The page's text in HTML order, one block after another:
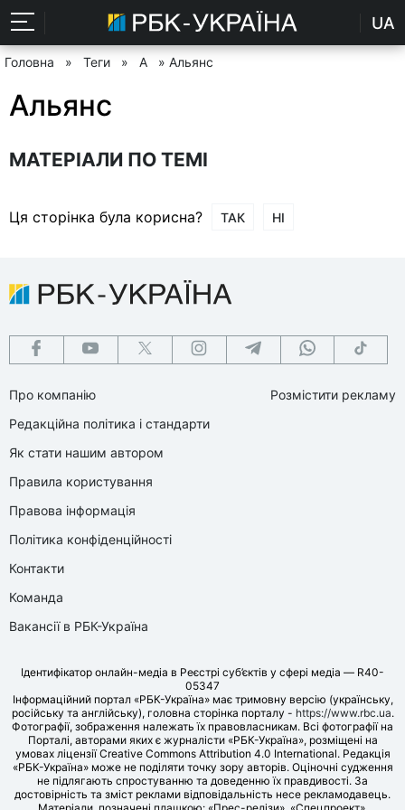
UA
Головна » Теги » А » Альянс
Альянс
МАТЕРІАЛИ ПО ТЕМІ
Ця сторінка була корисна? ТАК НІ
Про компанію
Редакційна політика і стандарти
Як стати нашим автором
Правила користування
Правова інформація
Політика конфіденційності
Контакти
Команда
Вакансії в РБК-Україна
Розмістити рекламу
Ідентифікатор онлайн-медіа в Реєстрі суб’єктів у сфері медіа — R40-
05347
Інформаційний портал «РБК-Україна» має тримовну версію (українську,
російську та англійську), головна сторінка порталу - https://www.rbc.ua.
Фотографії, зображення належать їх правовласникам. Всі фотографії на
Порталі, авторами яких є журналісти «РБК-Україна», розміщені на
умовах ліцензії Creative Commons Attribution 4.0 International. Редакція
«РБК-Україна» може не поділяти точку зору авторів. Оціночні судження
не підлягають спростуванню та доведенню їх правдивості. За
достовірність та зміст реклами відповідальність несе рекламодавець.